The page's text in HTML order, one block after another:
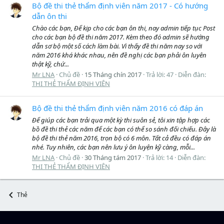
Bộ đề thi thẻ thẩm định viên năm 2017 - Có hướng
dẫn ôn thi
Chào các bạn, Để kịp cho các bạn ôn thi, nay admin tiếp tục Post
cho các bạn bộ đề thi năm 2017. Kèm theo đó admin sẽ hướng
dẫn sơ bộ một số cách làm bài. Vì thấy đề thi năm nay so với
năm 2016 khá khác nhau, nên đề nghị các bạn phải ôn luyên
thật kỹ, chứ...
Mr LNA Chủ đề 15 Tháng chín 2017 Trả lời: 47 Diễn đàn:
THI THẺ THẨM ĐỊNH VIÊN
Bộ đề thi thẻ thẩm định viên năm 2016 có đáp án
Để giúp các bạn trải qua một kỳ thi suôn sẻ, tôi xin tập hợp các
bồ đề thi thẻ các năm để các bạn có thể so sánh đối chiếu. Đây là
bộ đề thi thẻ năm 2016, trọn bộ có 6 môn. Tất cả đều có đáp án
nhé. Tuy nhiên, các bạn nên lưu ý ôn luyện kỹ càng, mỗi...
Mr LNA Chủ đề 30 Tháng tám 2017 Trả lời: 14 Diễn đàn:
THI THẺ THẨM ĐỊNH VIÊN
Thẻ